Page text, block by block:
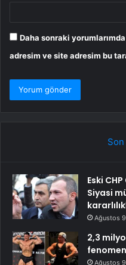
Daha sonraki
adresim ve site adresim bu
Eski
Siyasi
Ağustos
2,3
Ağustos